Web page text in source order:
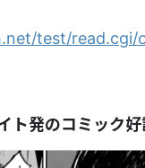
test/read.cgi/
ト発のコミック